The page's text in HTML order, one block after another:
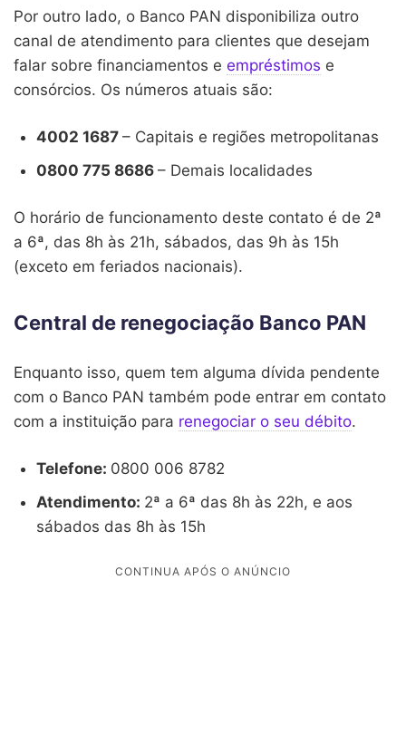
Por outro lado, o Banco PAN disponibiliza outro
canal de atendimento para clientes que desejam
falar sobre financiamentos e empréstimos e
consórcios. Os números atuais são:
4002 1687 – Capitais e regiões metropolitanas
0800 775 8686 – Demais localidades
O horário de funcionamento deste contato é de 2ª
a 6ª, das 8h às 21h, sábados, das 9h às 15h
(exceto em feriados nacionais).
Central de renegociação Banco PAN
Enquanto isso, quem tem alguma dívida pendente
com o Banco PAN também pode entrar em contato
com a instituição para renegociar o seu débito.
Telefone: 0800 006 8782
Atendimento: 2ª a 6ª das 8h às 22h, e aos
sábados das 8h às 15h